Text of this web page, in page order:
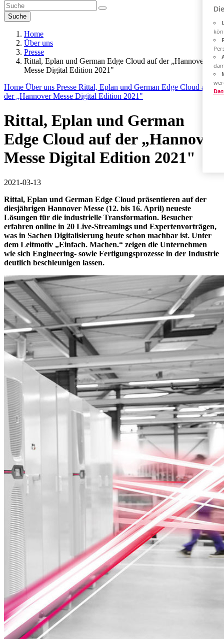
Suche
Home
Über uns
Presse
Rittal, Eplan und German Edge Cloud auf der „Hannover
Messe Digital Edition 2021"
Home Über uns Presse Rittal, Eplan und German Edge Cloud auf
der „Hannover Messe Digital Edition 2021"
Rittal, Eplan und German
Edge Cloud auf der „Hannover
Messe Digital Edition 2021"
2021-03-13
Rittal, Eplan und German Edge Cloud präsentieren auf der
diesjährigen Hannover Messe (12. bis 16. April) neueste
Lösungen für die industrielle Transformation. Besucher
erfahren online in 20 Live-Streamings und Expertenvorträgen,
was in Sachen Digitalisierung heute schon machbar ist. Unter
dem Leitmotiv „Einfach. Machen.“ zeigen die Unternehmen
wie sich Engineering- sowie Fertigungsprozesse in der Industrie
deutlich beschleunigen lassen.